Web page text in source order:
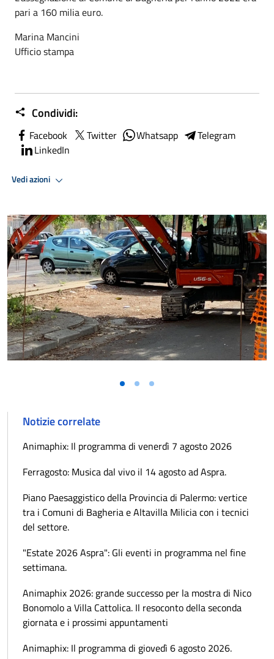
pari a 160 milia euro.
Marina Mancini
Ufficio stampa
Condividi:
Facebook Twitter Whatsapp
Telegram
LinkedIn
Vedi azioni
Notizie correlate
Animaphix: Il programma di venerdì 7 agosto 2026
Ferragosto: Musica dal vivo il 14 agosto ad Aspra.
Piano Paesaggistico della Provincia di Palermo: vertice
tra i Comuni di Bagheria e Altavilla Milicia con i tecnici
del settore.
"Estate 2026 Aspra": Gli eventi in programma nel fine
settimana.
Animaphix 2026: grande successo per la mostra di Nico
Bonomolo a Villa Cattolica. Il resoconto della seconda
giornata e i prossimi appuntamenti
Animaphix: Il programma di giovedì 6 agosto 2026.